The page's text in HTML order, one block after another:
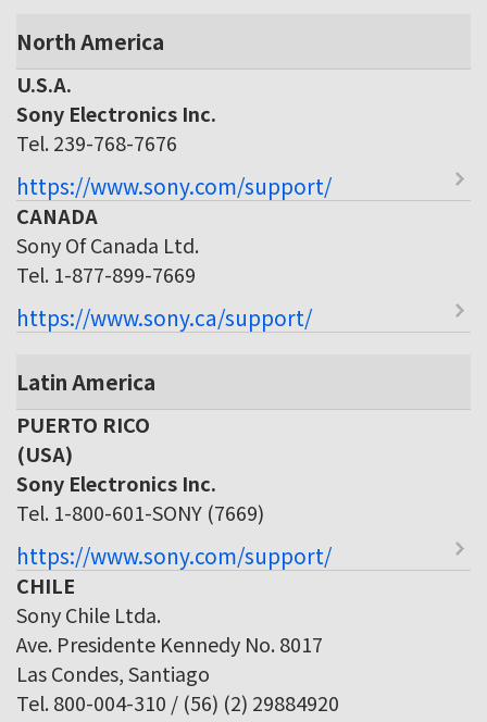
North America
U.S.A.
Sony Electronics Inc.
Tel. 239-768-7676
https://www.sony.com/support/
CANADA
Sony Of Canada Ltd.
Tel. 1-877-899-7669
https://www.sony.ca/support/
Latin America
PUERTO RICO
(USA)
Sony Electronics Inc.
Tel. 1-800-601-SONY (7669)
https://www.sony.com/support/
CHILE
Sony Chile Ltda.
Ave. Presidente Kennedy No. 8017
Las Condes, Santiago
Tel. 800-004-310 / (56) (2) 29884920